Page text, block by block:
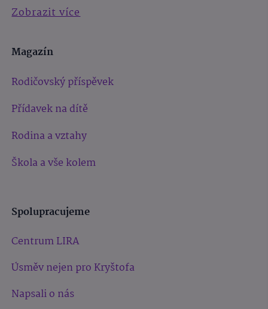
Zobrazit více
Magazín
Rodičovský příspěvek
Přídavek na dítě
Rodina a vztahy
Škola a vše kolem
Spolupracujeme
Centrum LIRA
Úsměv nejen pro Kryštofa
Napsali o nás